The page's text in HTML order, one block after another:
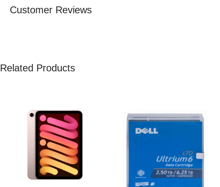
Customer Reviews
Related Products